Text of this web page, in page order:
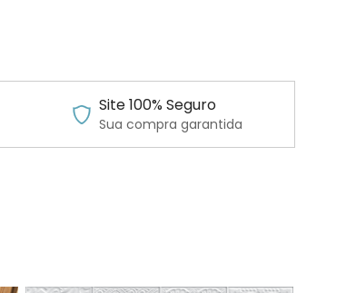
Site 100% Seguro
Sua compra garantida